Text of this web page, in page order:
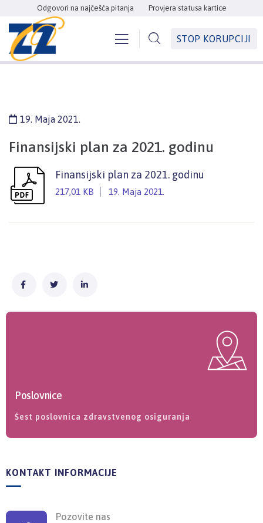
Odgovori na najčešća pitanja Provjera statusa kartice
STOP KORUPCIJI
19. Maja 2021.
Finansijski plan za 2021. godinu
Finansijski plan za 2021. godinu
217,01 KB 19. Maja 2021.
Poslovnice
Šest poslovnica zdravstvenog osiguranja
KONTAKT INFORMACIJE
Pozovite nas